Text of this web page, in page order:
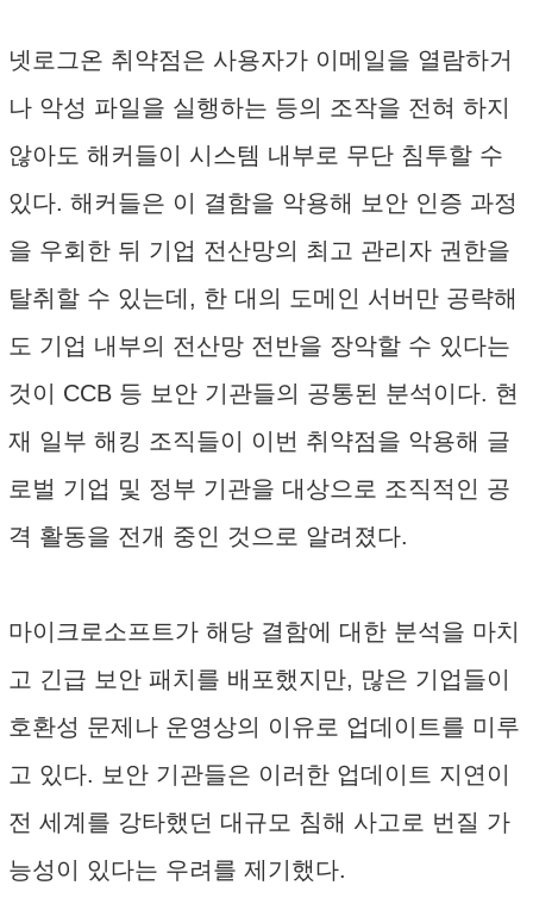
넷로그온 취약점은 사용자가 이메일을 열람하거
나 악성 파일을 실행하는 등의 조작을 전혀 하지
않아도 해커들이 시스템 내부로 무단 침투할 수
있다. 해커들은 이 결함을 악용해 보안 인증 과정
을 우회한 뒤 기업 전산망의 최고 관리자 권한을
탈취할 수 있는데, 한 대의 도메인 서버만 공략해
도 기업 내부의 전산망 전반을 장악할 수 있다는
것이 CCB 등 보안 기관들의 공통된 분석이다. 현
재 일부 해킹 조직들이 이번 취약점을 악용해 글
로벌 기업 및 정부 기관을 대상으로 조직적인 공
격 활동을 전개 중인 것으로 알려졌다.
마이크로소프트가 해당 결함에 대한 분석을 마치
고 긴급 보안 패치를 배포했지만, 많은 기업들이
호환성 문제나 운영상의 이유로 업데이트를 미루
고 있다. 보안 기관들은 이러한 업데이트 지연이
전 세계를 강타했던 대규모 침해 사고로 번질 가
능성이 있다는 우려를 제기했다.